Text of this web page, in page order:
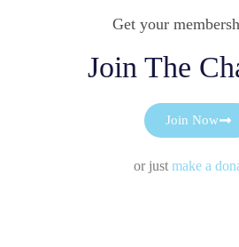
Get your
Join The
Join Now
or just make a